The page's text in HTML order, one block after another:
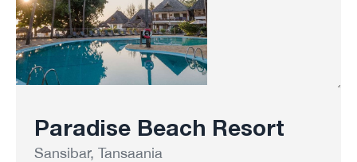
Paradise Beach Resort
Sansibar, Tansaania